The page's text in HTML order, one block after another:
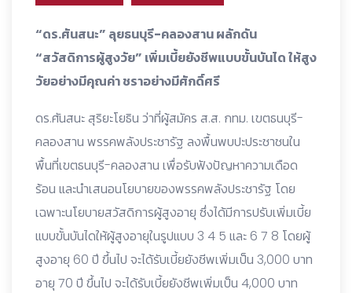
“ดร.ศันสนะ” ลุยธนบุรี-คลองสาน ผลักดัน
“สวัสดิการผู้สูงวัย” เพิ่มเบี้ยยังชีพแบบขั้นบันได ให้สูง
วัยอย่างมีคุณค่า ชราอย่างมีศักดิ์ศรี
ดร.ศันสนะ สุริยะโยธิน ว่าที่ผู้สมัคร ส.ส. กทม. เขตธนบุรี-
คลองสาน พรรคพลังประชารัฐ ลงพื้นพบปะประชาชนใน
พื้นที่เขตธนบุรี-คลองสาน เพื่อรับฟังปัญหาความเดือด
ร้อน และนำเสนอนโยบายของพรรคพลังประชารัฐ โดย
เฉพาะนโยบายสวัสดิการผู้สูงอายุ ซึ่งได้มีการปรับเพิ่มเบี้ย
แบบขั้นบันไดให้ผู้สูงอายุในรูปแบบ 3 4 5 และ 6 7 8 โดยผู้
สูงอายุ 60 ปี ขึ้นไป จะได้รับเบี้ยยังชีพเพิ่มเป็น 3,000 บาท
อายุ 70 ปี ขึ้นไป จะได้รับเบี้ยยังชีพเพิ่มเป็น 4,000 บาท